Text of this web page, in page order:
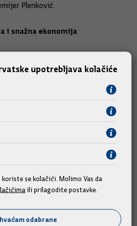
Plenković.
i snažna ekonomija
što je najmanje nezaposlenih
je 3,7 posto što je ispod
naglasio je.
je 1.555 eura, a u Zagrebu je viša
otocima
upotrebljava kolačiće
se kolačići. Molimo Vas da
ili prilagodite postavke.
odabrane